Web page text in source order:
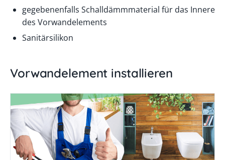
gegebenenfalls Schalldämmmaterial für das Innere
des Vorwandelements
Sanitärsilikon
Vorwandelement installieren